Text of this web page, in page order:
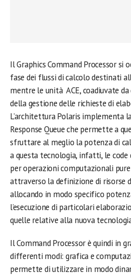
Il Graphics Command Processor si
fase dei flussi di calcolo destinati
mentre le unità ACE, coadiuvate da
della gestione delle richieste di
L’architettura Polaris implementa
Response Queue che permette a
sfruttare al meglio la potenza di
a questa tecnologia, infatti, le
per operazioni computazionali
attraverso la definizione di risorse
allocando in modo specifico
l’esecuzione di particolari
quelle relative alla nuova
Il Command Processor è quindi in
differenti modi: grafica e
permette di utilizzare in modo